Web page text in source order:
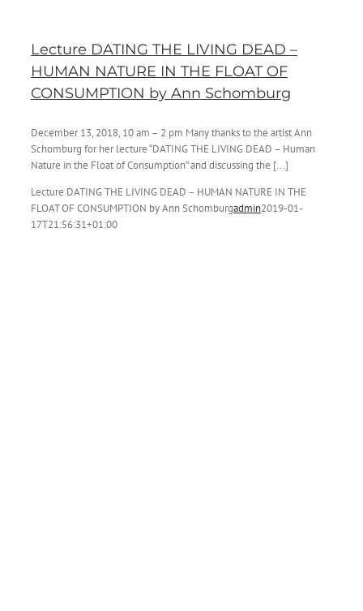
Lecture DATING THE LIVING DEAD –
HUMAN NATURE IN THE FLOAT OF
CONSUMPTION by Ann Schomburg
December 13, 2018, 10 am – 2 pm Many thanks to the artist Ann
Schomburg for her lecture “DATING THE LIVING DEAD – Human
Nature in the Float of Consumption” and discussing the [...]
Lecture DATING THE LIVING DEAD – HUMAN NATURE IN THE
FLOAT OF CONSUMPTION by Ann Schomburgadmin2019-01-
17T21:56:31+01:00